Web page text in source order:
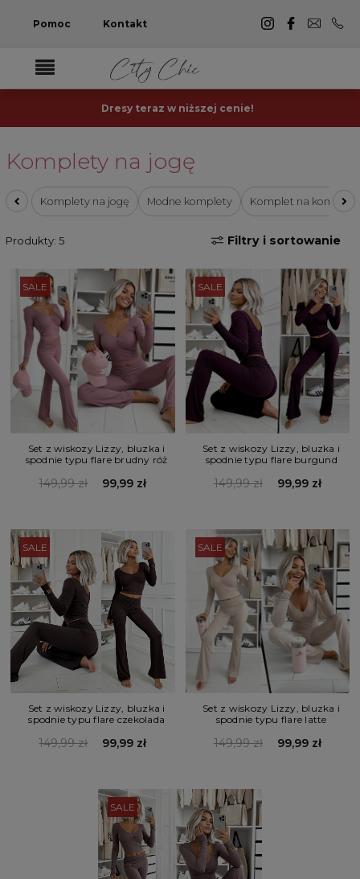
Pomoc Kontakt
Dresy teraz w niższej cenie!
Komplety na jogę
Komplety na jogę Modne komplety Komplet na komunie
Produkty: 5 Filtry i sortowanie
SALE
Set z wiskozy Lizzy, bluzka i
spodnie typu flare brudny róż
149,99 zł 99,99 zł
SALE
Set z wiskozy Lizzy, bluzka i
spodnie typu flare burgund
149,99 zł 99,99 zł
SALE
Set z wiskozy Lizzy, bluzka i
spodnie typu flare czekolada
149,99 zł 99,99 zł
SALE
Set z wiskozy Lizzy, bluzka i
spodnie typu flare latte
149,99 zł 99,99 zł
SALE